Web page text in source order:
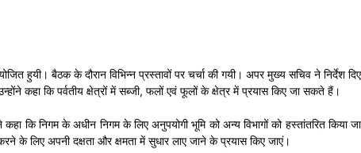
हुयी। बैठक के दौरान विभिन्न प्रस्तावों पर चर्चा की गयी। अपर मुख्य सचिव ने निर्देश दिए
कहा कि पर्वतीय क्षेत्रों में सब्जी, फलों एवं फूलों के क्षेत्र में प्रयास किए जा सकते हैं।
कि निगम के अधीन निगम के लिए अनुपयोगी भूमि को अन्य विभागों को हस्तांतरित किया जा
के लिए अपनी दक्षता और क्षमता में सुधार लाए जाने के प्रयास किए जाएं।